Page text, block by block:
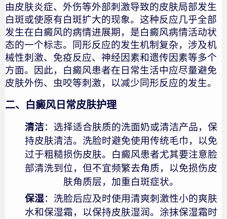
由皮肤炎症、外伤等外部刺激导致的皮肤局部发生
白斑或使原有白斑扩大的现象。这种反应几乎全部
发生在白癜风的病情进展期，是白癜风病情活动状
态的一个标志。同形反应的发生机制复杂，涉及机
械性刺激、免疫反应、神经因素和遗传因素等多个
方面。因此，白癜风患者在日常生活中应尽量避免
皮肤外伤、虫咬等刺激，以减少同形反应的发生。
二、白癜风日常皮肤护理
清洁：选择适合肤质的洗面奶或清洁产品，保
持皮肤清洁。洗脸时避免使用传统毛巾，以免
过于粗糙损伤皮肤。白癜风患者尤其要注意脸
部清洗到位，但不宜频繁去角质，以免损伤皮
肤角质层，加重白斑症状。
保湿：洗脸后应及时使用清爽刺激性小的爽肤
水和保湿霜，以保持皮肤湿润。涂抹保湿霜时